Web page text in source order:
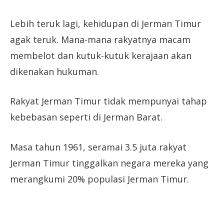
Lebih teruk lagi, kehidupan di Jerman Timur
agak teruk. Mana-mana rakyatnya macam
membelot dan kutuk-kutuk kerajaan akan
dikenakan hukuman.
Rakyat Jerman Timur tidak mempunyai tahap
kebebasan seperti di Jerman Barat.
Masa tahun 1961, seramai 3.5 juta rakyat
Jerman Timur tinggalkan negara mereka yang
merangkumi 20% populasi Jerman Timur.